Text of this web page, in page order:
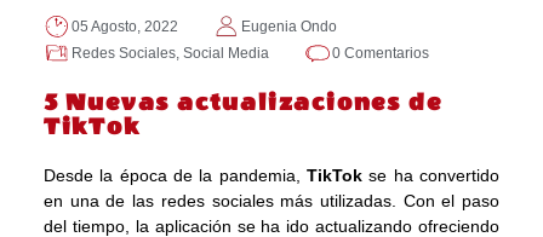
05 Agosto, 2022
Eugenia Ondo
Redes Sociales, Social Media 0 Comentarios
5 Nuevas actualizaciones de
TikTok
Desde la época de la pandemia,TikTok se ha convertido
en una de las redes sociales más utilizadas. Con el paso
del tiempo, la aplicación se ha ido actualizando ofreciendo